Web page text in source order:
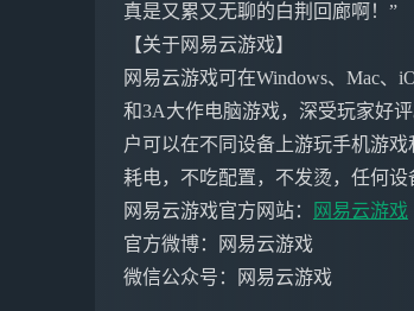
真是又累又无聊的白荆回廊啊！”
【关于网易云游戏】
网易云游戏可在Windows、Mac、
和3A大作电脑游戏，深受玩家好
户可以在不同设备上游玩手机游
耗电，不吃配置，不发烫，任何设
网易云游戏官方网站：
网易云游戏
官方微博：网易云游戏
微信公众号：网易云游戏